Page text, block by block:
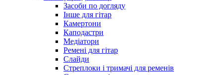
Засоби по догляду
Інше для гітар
Камертони
Каподастри
Медіатори
Ремені для гітар
Слайди
Стреплоки і тримачі для ременів